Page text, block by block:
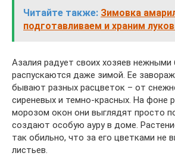
Читайте также: Зимовка
подготавливаем и храним
Азалия радует своих хозяев нежными
распускаются даже зимой. Ее
бывают разных расцветок – от
сиреневых и темно-красных. На фоне
морозом окон они выглядят просто
создают особую ауру в доме.
так обильно, что за его цветками не
листьев.